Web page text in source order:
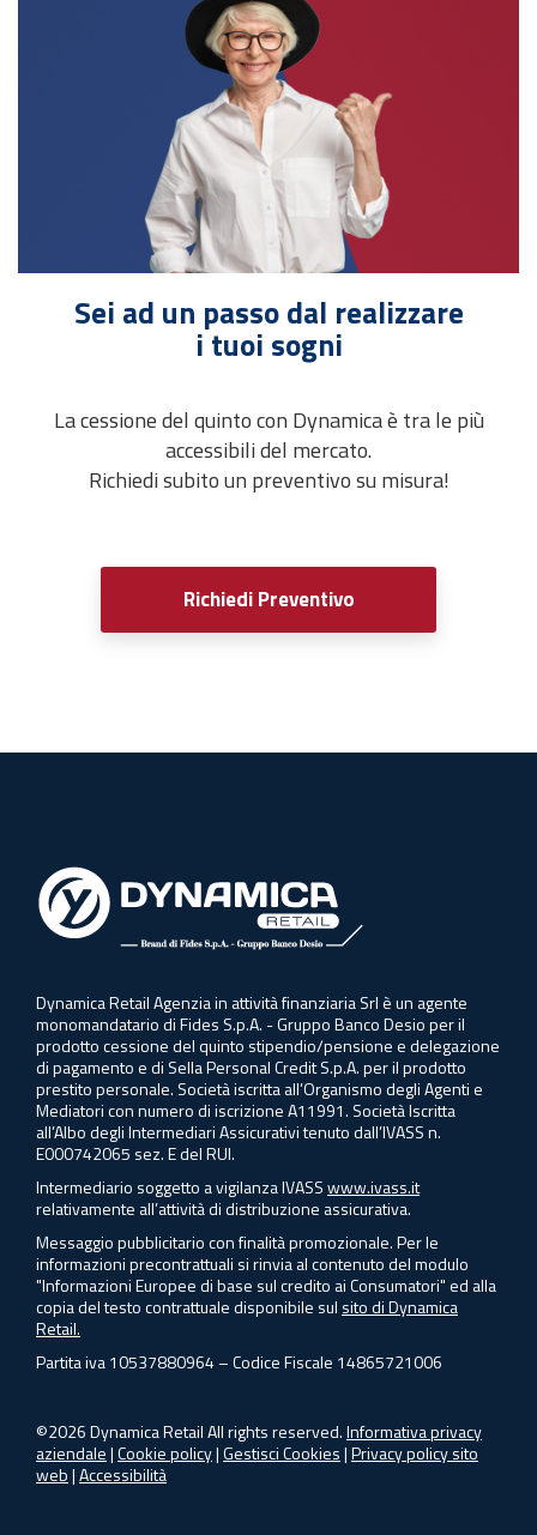
Sei ad un passo dal realizzare
i tuoi sogni
La cessione del quinto con Dynamica è tra le più
accessibili del mercato.
Richiedi subito un preventivo su misura!
Richiedi Preventivo
Dynamica Retail Agenzia in attività finanziaria Srl è un agente
monomandatario di Fides S.p.A. - Gruppo Banco Desio per il
prodotto cessione del quinto stipendio/pensione e delegazione
di pagamento e di Sella Personal Credit S.p.A. per il prodotto
prestito personale. Società iscritta all’Organismo degli Agenti e
Mediatori con numero di iscrizione A11991. Società Iscritta
all’Albo degli Intermediari Assicurativi tenuto dall’IVASS n.
E000742065 sez. E del RUI.
Intermediario soggetto a vigilanza IVASSwww.ivass.it
relativamente all’attività di distribuzione assicurativa.
Messaggio pubblicitario con finalità promozionale. Per le
informazioni precontrattuali si rinvia al contenuto del modulo
"Informazioni Europee di base sul credito ai Consumatori" ed alla
copia del testo contrattuale disponibile sul sito di Dynamica
Retail.
Partita iva 10537880964 – Codice Fiscale 14865721006
©2026 Dynamica Retail All rights reserved.Informativa privacy
aziendale|Cookie policy|Gestisci Cookies|Privacy policy sito
web|Accessibilità